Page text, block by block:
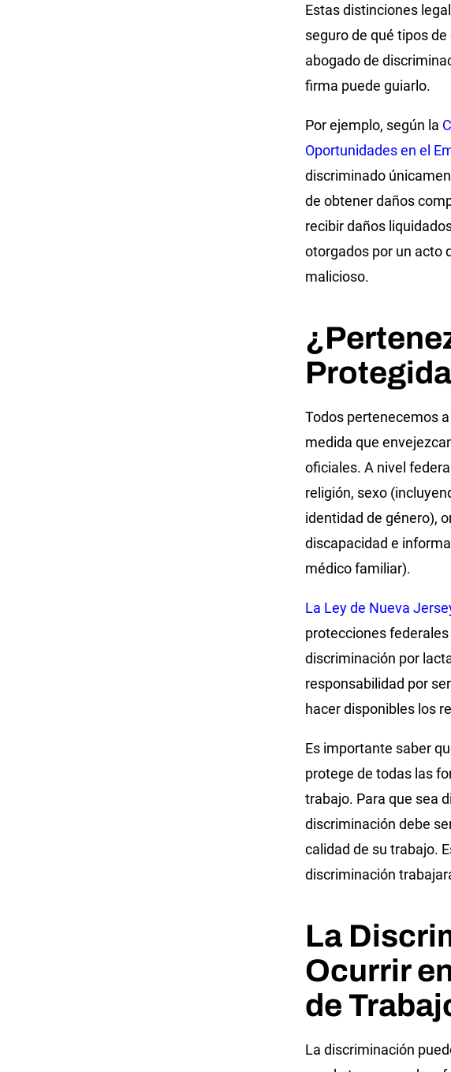
Estas distinciones
seguro de qué tipos
abogado de
firma puede guiarlo.
Por ejemplo, según la
Oportunidades en el
discriminado
de obtener daños
recibir daños
otorgados por un acto
malicioso.
Todos pertenecemos
medida que
oficiales. A nivel
religión, sexo
identidad de género),
discapacidad e
médico familiar).
La Ley de Nueva
protecciones
discriminación por
responsabilidad por
hacer disponibles los
Es importante saber
protege de todas las
trabajo. Para que sea
discriminación debe
calidad de su trabajo.
discriminación
La
Ocurrir
de
La discriminación